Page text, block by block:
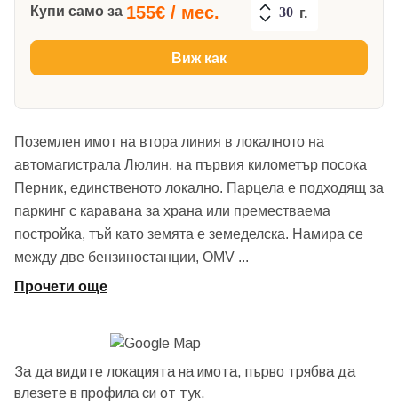
Купи само за 155€ / мес. г.
Виж как
Поземлен имот на втора линия в локалното на
автомагистрала Люлин, на първия километър посока
Перник, единственото локално. Парцела е подходящ за
паркинг с каравана за храна или преместваема
постройка, тъй като земята е земеделска. Намира се
между две бензиностанции, OMV ...
Прочети още
За да видите локацията на имота, първо трябва да
влезете в профила си от тук.